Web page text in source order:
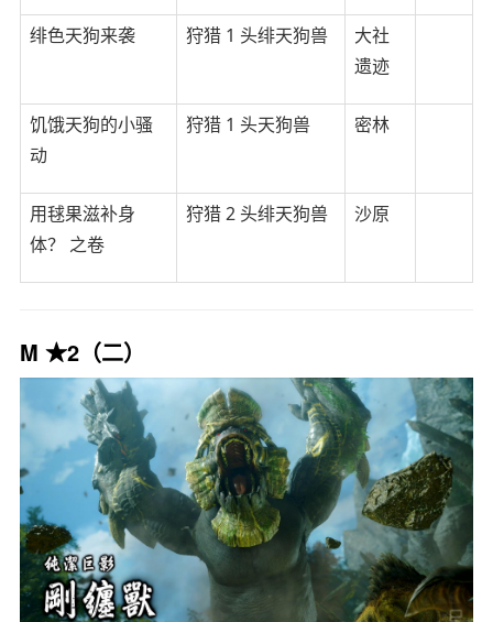
绯色天狗来袭 狩猎 1 头绯天狗兽
大社
遗迹
饥饿天狗的小骚
动
狩猎 1 头天狗兽 密林
用毬果滋补身
体？ 之卷
狩猎 2 头绯天狗兽 沙原
M ★2（二）